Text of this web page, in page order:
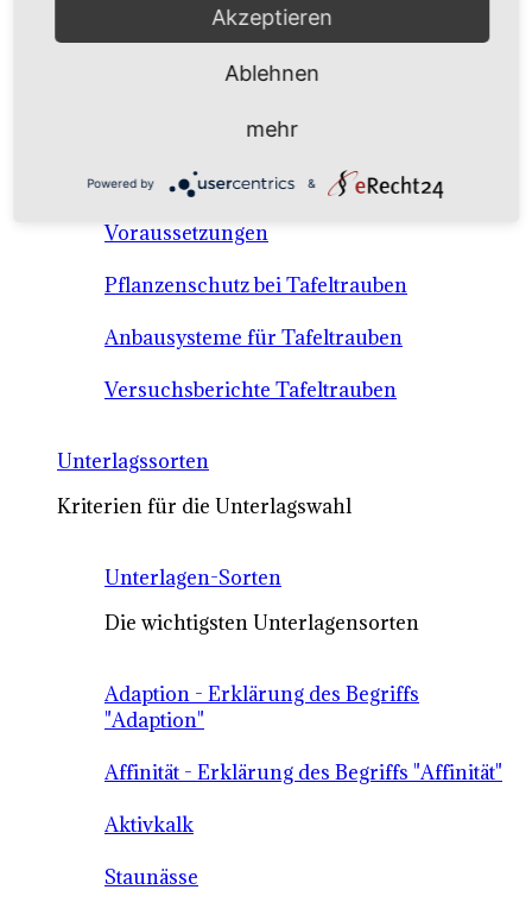
Tafeltraubensorten
Anbausysteme & Recht
Voraussetzungen
Pflanzenschutz bei Tafeltrauben
Anbausysteme für Tafeltrauben
Versuchsberichte Tafeltrauben
Unterlagssorten
Kriterien für die Unterlagswahl
Unterlagen-Sorten
Die wichtigsten Unterlagensorten
Adaption - Erklärung des Begriffs
"Adaption"
Affinität - Erklärung des Begriffs "Affinität"
Aktivkalk
Staunässe
Akzeptieren
Ablehnen
mehr
Powered by &